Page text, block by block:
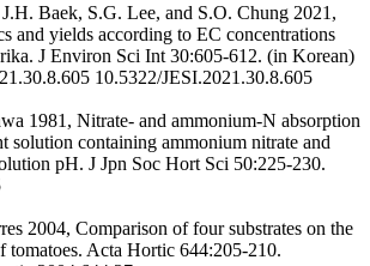
Baek, S.G. Lee, and S.O. Chung 2021,
and yields according to EC concentrations
J Environ Sci Int 30:605-612. (in Korean)
10.5322/JESI.2021.30.8.605
1981, Nitrate- and ammonium-N absorption
solution containing ammonium nitrate and
pH. J Jpn Soc Hort Sci 50:225-230.
2004, Comparison of four substrates on the
tomatoes. Acta Hortic 644:205-210.